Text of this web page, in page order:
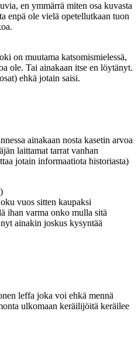
en ymmärrä miten osa kuvasta
enpä ole vielä opetellutkaan tuon
on muutama katsomismielessä,
ole. Tai ainakaan itse en löytänyt.
ehkä jotain saisi.
ainakaan nosta kasetin arvoa
laittamat tarrat vanhan
jotain informaatiota historiasta)
vuos sitten kaupaksi
ihan varma onko mulla sitä
ainakin joskus kysyntää
leffa joka voi ehkä mennä
ulkomaan keräilijöitä keräilee